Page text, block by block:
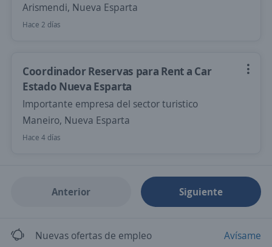
Arismendi, Nueva Esparta
Hace 2 días
Coordinador Reservas para Rent a Car
Estado Nueva Esparta
Importante empresa del sector turistico
Maneiro, Nueva Esparta
Hace 4 días
Anterior Siguiente
Nuevas ofertas de empleo Avísame